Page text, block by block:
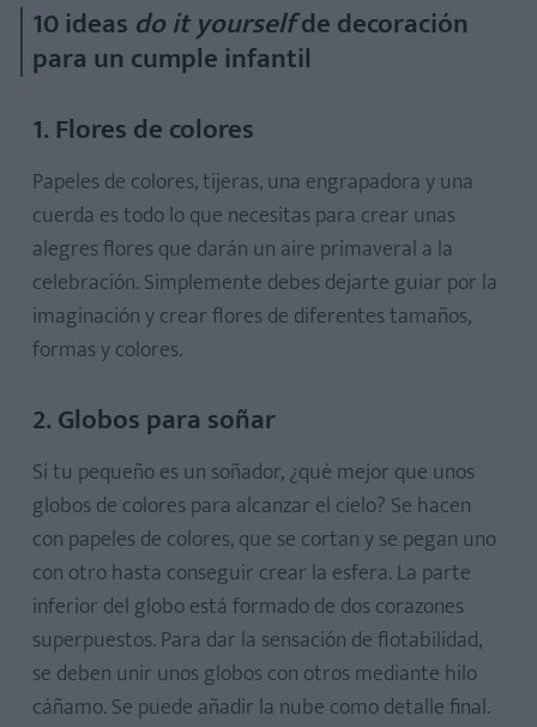
10 ideas do it yourselfde decoración
para un cumple infantil
1. Flores de colores
Papeles de colores, tijeras, una engrapadora y una
cuerda es todo lo que necesitas para crear unas
alegres flores que darán un aire primaveral a la
celebración. Simplemente debes dejarte guiar por la
imaginación y crear flores de diferentes tamaños,
formas y colores.
2. Globos para soñar
Si tu pequeño es un soñador, ¿qué mejor que unos
globos de colores para alcanzar el cielo? Se hacen
con papeles de colores, que se cortan y se pegan uno
con otro hasta conseguir crear la esfera. La parte
inferior del globo está formado de dos corazones
superpuestos. Para dar la sensación de flotabilidad,
se deben unir unos globos con otros mediante hilo
cáñamo. Se puede añadir la nube como detalle final.